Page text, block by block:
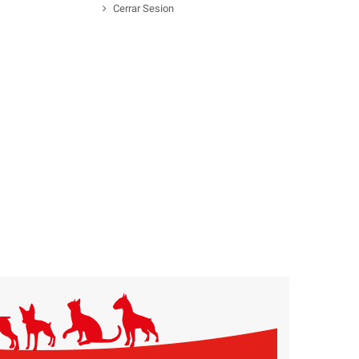
Cerrar Sesion